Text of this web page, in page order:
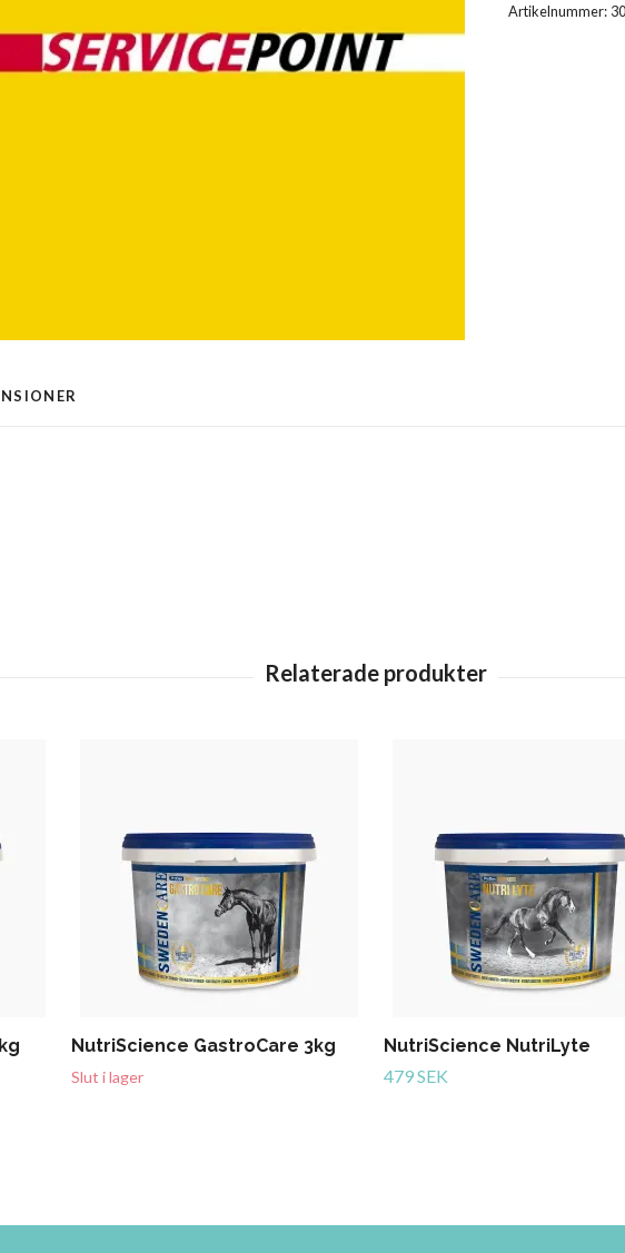
Artikelnummer:
NutriScience GastroCare 3kg
Slut i lager
NutriScience NutriLyte
479 SEK